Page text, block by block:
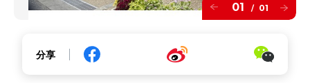
01 / 01
分享